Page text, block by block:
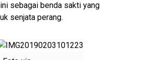
sebagai benda sakti yang
senjata perang.